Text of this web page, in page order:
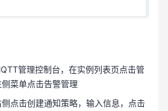
管理控制台，在实例列表页点击管
菜单点击告警管理
点击创建通知策略，输入信息，点击